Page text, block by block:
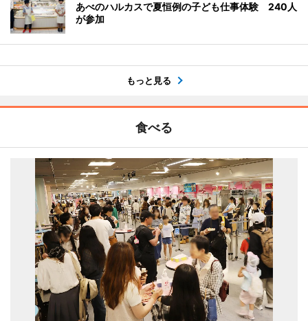
あべのハルカスで夏恒例の子ども仕事体験 240人
が参加
もっと見る
食べる